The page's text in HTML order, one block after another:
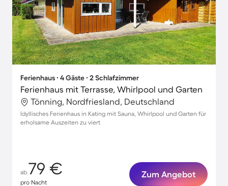
Ferienhaus ∙ 4 Gäste ∙ 2 Schlafzimmer
Ferienhaus mit Terrasse, Whirlpool und Garten
Tönning, Nordfriesland, Deutschland
Idyllisches Ferienhaus in Kating mit Sauna, Whirlpool und Garten für
erholsame Auszeiten zu viert
ab 79 €
pro Nacht
Zum Angebot